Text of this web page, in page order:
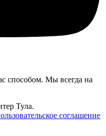
способом. Мы всегда на
Тула.
соглашение